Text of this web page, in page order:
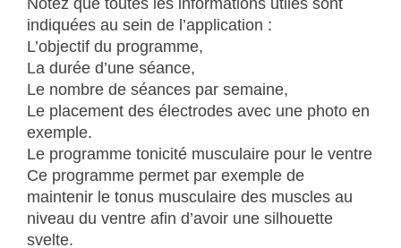
indiquées au sein de l’application :
L’objectif du programme,
La durée d’une séance,
Le nombre de séances par semaine,
Le placement des électrodes avec une photo en
exemple.
Le programme tonicité musculaire pour le ventre
Ce programme permet par exemple de
maintenir le tonus musculaire des muscles au
niveau du ventre afin d’avoir une silhouette
svelte.